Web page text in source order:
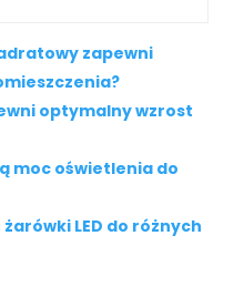
zapewni
optymalny wzrost
moc oświetlenia do
LED do różnych